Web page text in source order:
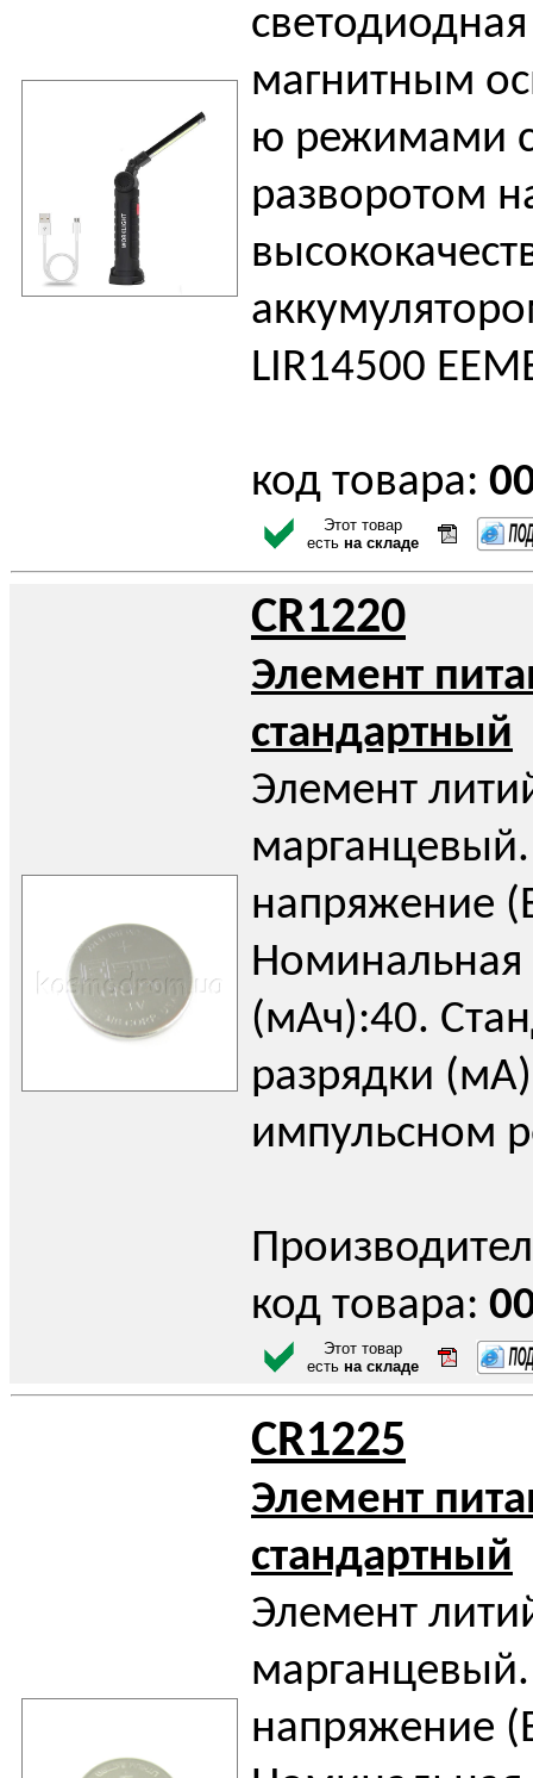
магнитным
ю режимами
разворотом
LIR14500
код товара:
Этот товар
есть на складе
CR1220
Элемент
стандартный
Элемент
напряжение
Номинальная
(мАч):40.
разрядки
импульсном
код товара:
Этот товар
есть на складе
CR1225
Элемент
стандартный
Элемент
напряжение